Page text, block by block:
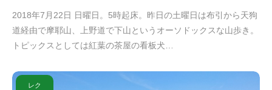
2018年7月22日 日曜日。5時起床。昨日の土曜日は布引から天狗
道経由で摩耶山、上野道で下山というオーソドックスな山歩き。
トピックスとしては紅葉の茶屋の看板犬…
レク